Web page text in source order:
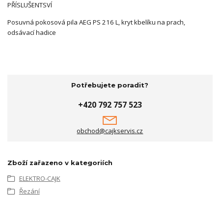
PŘÍSLUŠENTSVÍ
Posuvná pokosová pila AEG PS 216 L, kryt kbelíku na prach,
odsávací hadice
Potřebujete poradit?
+420 792 757 523
obchod@cajkservis.cz
Zboží zařazeno v kategoriích
ELEKTRO-CAJK
Řezání